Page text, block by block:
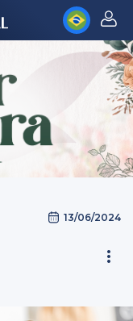
13/06/2024